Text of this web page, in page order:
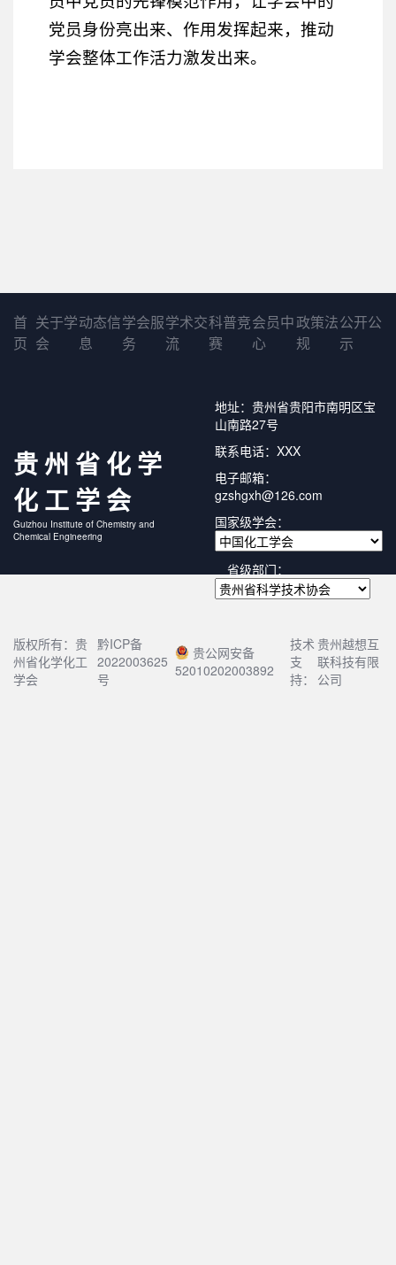
党员身份亮出来、作用发挥起来，推动
学会整体工作活力激发出来。
首
页
关于学
会
动态信
息
学会服
务
学术交
流
科普竞
赛
会员中
心
政策法
规
公开公
示
贵州省化学
化工学会
Guizhou Institute of Chemistry and
Chemical Engineering
地址：贵州省贵阳市南明区宝
山南路27号
联系电话：XXX
电子邮箱：
gzshgxh@126.com
国家级学会：
省级部门：
版权所有：贵
州省化学化工
学会
黔ICP备
2022003625
号
贵公网安备
52010202003892
技术
支
持：
贵州越想互
联科技有限
公司